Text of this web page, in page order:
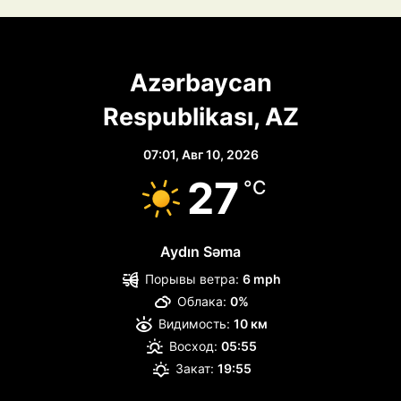
Azərbaycan
Respublikası, AZ
07:01, Авг 10, 2026
27 °C
Aydın Səma
Порывы ветра: 6 mph
Облака: 0%
Видимость: 10 км
Восход: 05:55
Закат: 19:55